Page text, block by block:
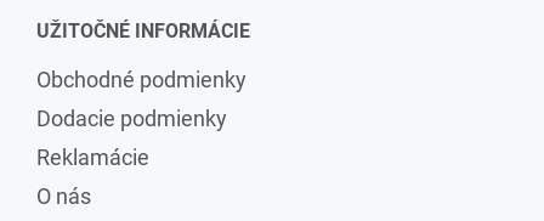
UŽITOČNÉ INFORMÁCIE
Obchodné podmienky
Dodacie podmienky
Reklamácie
O nás